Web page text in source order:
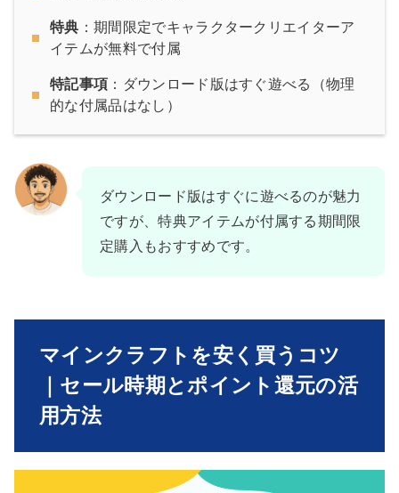
特典 ：期間限定でキャラクタークリエイターア
イテムが無料で付属
特記事項 ：ダウンロード版はすぐ遊べる（物理
的な付属品はなし）
ダウンロード版はすぐに遊べるのが魅力
ですが、特典アイテムが付属する期間限
定購入もおすすめです。
マインクラフトを安く買うコツ
｜セール時期とポイント還元の活
用方法